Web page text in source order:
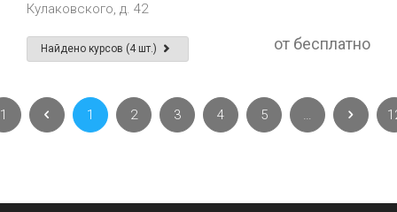
Кулаковского, д. 42
Найдено курсов (4 шт.) от бесплатно
1 1 2 3 4 5 …